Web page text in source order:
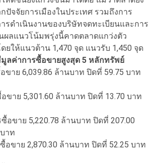
ปัจจัยการเมืองในประเทศ รวมถึงการ
รดำเนินงานของบริษัทจดทะเบียนและการ
ผลแนวโน้มพรุ่งนี้คาดตลาดแกว่งตัว
ยให้แนวต้าน 1,470 จุด แนวรับ 1,450 จุด
ลค่าการซื้อขายสูงสุด 5 หลักทรัพย์
ขาย 6,039.86 ล้านบาท ปิดที่ 59.75 บาท
ขาย 5,301.60 ล้านบาท ปิดที่ 13.70 บาท
อขาย 5,220.78 ล้านบาท ปิดที่ 207.00
าท
อขาย 2,870.30 ล้านบาท ปิดที่ 52.25 บาท